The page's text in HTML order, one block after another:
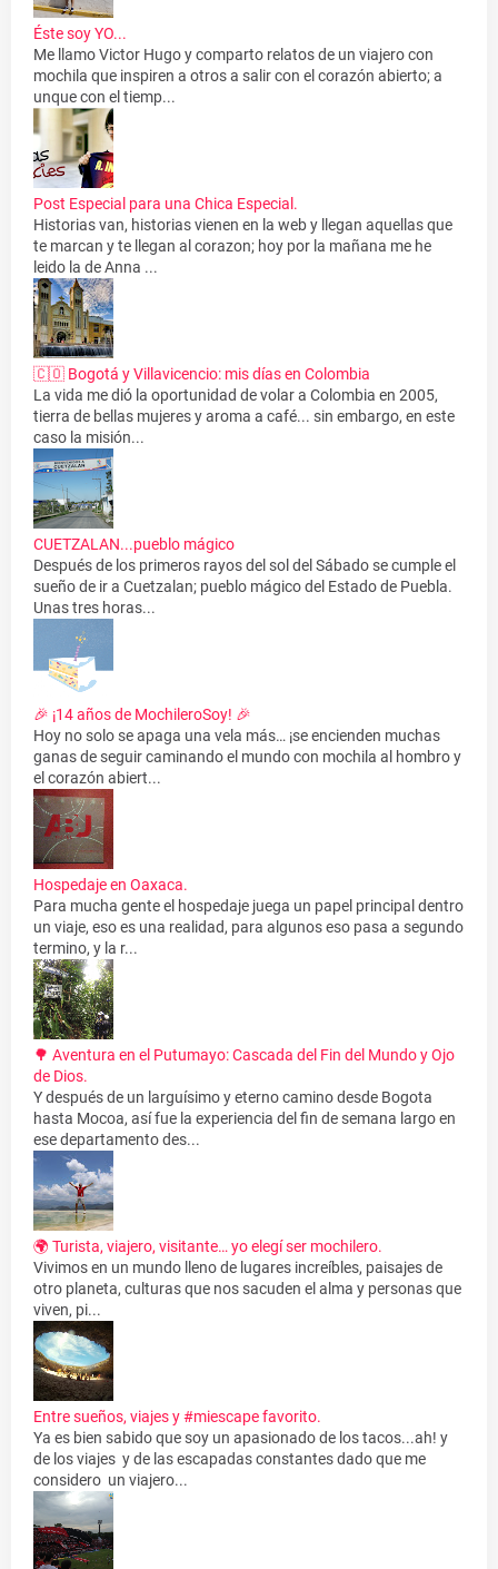
Éste soy YO...
Me llamo Victor Hugo y comparto relatos de un viajero con
mochila que inspiren a otros a salir con el corazón abierto; a
unque con el tiemp...
Post Especial para una Chica Especial.
Historias van, historias vienen en la web y llegan aquellas que
te marcan y te llegan al corazon; hoy por la mañana me he
leido la de Anna ...
🇨🇴 Bogotá y Villavicencio: mis días en Colombia
La vida me dió la oportunidad de volar a Colombia en 2005,
tierra de bellas mujeres y aroma a café... sin embargo, en este
caso la misión...
CUETZALAN...pueblo mágico
Después de los primeros rayos del sol del Sábado se cumple el
sueño de ir a Cuetzalan; pueblo mágico del Estado de Puebla.
Unas tres horas...
🎉 ¡14 años de MochileroSoy! 🎉
Hoy no solo se apaga una vela más… ¡se encienden muchas
ganas de seguir caminando el mundo con mochila al hombro y
el corazón abiert...
Hospedaje en Oaxaca.
Para mucha gente el hospedaje juega un papel principal dentro
un viaje, eso es una realidad, para algunos eso pasa a segundo
termino, y la r...
🌳 Aventura en el Putumayo: Cascada del Fin del Mundo y Ojo
de Dios.
Y después de un larguísimo y eterno camino desde Bogota
hasta Mocoa, así fue la experiencia del fin de semana largo en
ese departamento des...
🌍 Turista, viajero, visitante… yo elegí ser mochilero.
Vivimos en un mundo lleno de lugares increíbles, paisajes de
otro planeta, culturas que nos sacuden el alma y personas que
viven, pi...
Entre sueños, viajes y #miescape favorito.
Ya es bien sabido que soy un apasionado de los tacos...ah! y
de los viajes y de las escapadas constantes dado que me
considero un viajero...